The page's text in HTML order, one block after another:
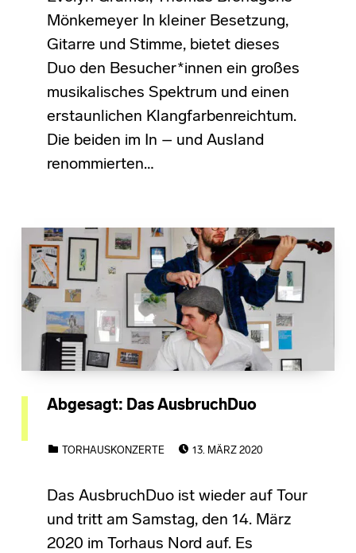
Mönkemeyer In kleiner Besetzung,
Gitarre und Stimme, bietet dieses
Duo den Besucher*innen ein großes
musikalisches Spektrum und einen
erstaunlichen Klangfarbenreichtum.
Die beiden im In – und Ausland
renommierten…
Abgesagt: Das AusbruchDuo
TORHAUSKONZERTE
13. MÄRZ 2020
Das AusbruchDuo ist wieder auf Tour
und tritt am Samstag, den 14. März
2020 im Torhaus Nord auf. Es